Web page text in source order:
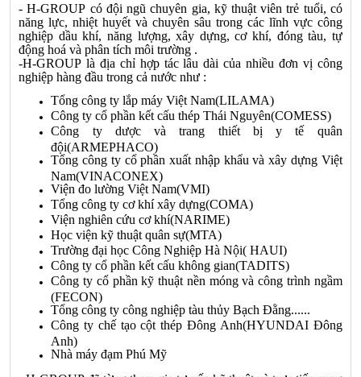
-H-GROUP có đội ngũ chuyên gia, kỹ thuật viên trẻ tuổi, có
năng lực, nhiệt huyết và chuyên sâu trong các lĩnh vực công
nghiệp dầu khí, năng lượng, xây dựng, cơ khí, đóng tàu, tự
động hoá và phân tích môi trường .
-H-GROUP là địa chỉ hợp tác lâu dài của nhiều đơn vị công
nghiệp hàng đầu trong cả nước như :
Tổng công ty lắp máy Việt Nam(LILAMA)
Công ty cổ phần kết cấu thép Thái Nguyên(COMESS)
Công ty dược và trang thiết bị y tế quân
đội(ARMEPHACO)
Tổng công ty cổ phần xuất nhập khẩu và xây dựng Việt
Nam(VINACONEX)
Viện đo lường Việt Nam(VMI)
Tổng công ty cơ khí xây dựng(COMA)
Viện nghiên cứu cơ khí(NARIME)
Học viện kỹ thuật quân sự(MTA)
Trường đại học Công Nghiệp Hà Nội( HAUI)
Công ty cổ phần kết cấu không gian(TADITS)
Công ty cổ phần kỹ thuật nền móng và công trình ngầm
(FECON)
Tổng công ty công nghiệp tàu thủy Bạch Đằng......
Công ty chế tạo cột thép Đông Anh(HYUNDAI Đông
Anh)
Nhà máy đạm Phú Mỹ